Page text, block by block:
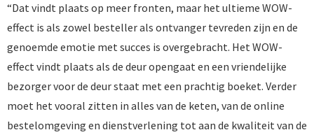
“Dat vindt plaats op meer fronten, maar het ultieme WOW-
effect is als zowel besteller als ontvanger tevreden zijn en de
genoemde emotie met succes is overgebracht. Het WOW-
effect vindt plaats als de deur opengaat en een vriendelijke
bezorger voor de deur staat met een prachtig boeket. Verder
moet het vooral zitten in alles van de keten, van de online
bestelomgeving en dienstverlening tot aan de kwaliteit van de